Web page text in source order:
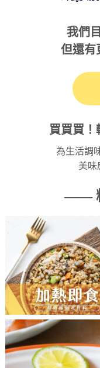
我們
但還有
買買買！
為生活調
美味
——